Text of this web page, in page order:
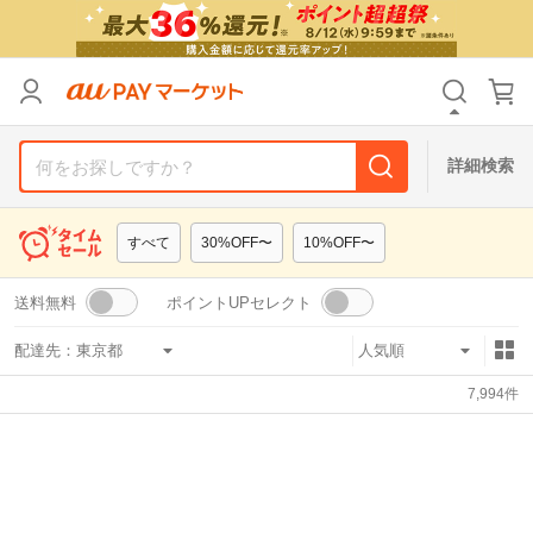
詳細検索
すべて 30%OFF〜 10%OFF〜
送料無料 ポイントUPセレクト
配達先：
7,994件
カテゴリ すべて
すべて
支払い方法 すべて
その他の条件
送料無料 タイムセール
Pontaパス特典対象すべて ポイントUPセレクトのみ
リセット
カテゴリ すべて
すべて
支払い方法 すべて
その他の条件
送料無料 タイムセール
Pontaパス特典対象すべて ポイントUPセレクトのみ